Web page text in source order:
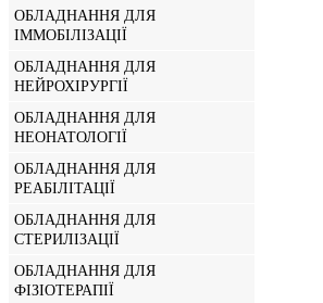
ОБЛАДНАННЯ ДЛЯ
ІММОБІЛІЗАЦІЇ
ОБЛАДНАННЯ ДЛЯ
НЕЙРОХІРУРГІЇ
ОБЛАДНАННЯ ДЛЯ
НЕОНАТОЛОГІЇ
ОБЛАДНАННЯ ДЛЯ
РЕАБІЛІТАЦІЇ
ОБЛАДНАННЯ ДЛЯ
СТЕРИЛІЗАЦІЇ
ОБЛАДНАННЯ ДЛЯ
ФІЗІОТЕРАПІЇ